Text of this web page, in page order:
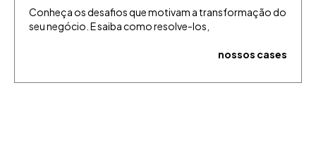
Conheça os desafios que motivam a transformação do
seu negócio. E saiba como resolve-los,
nossos cases